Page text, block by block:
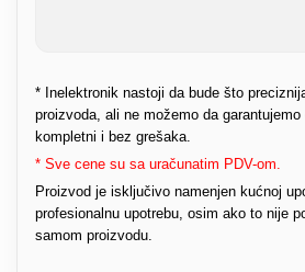
* Inelektronik nastoji da bude što
proizvoda, ali ne možemo da
kompletni i bez grešaka.
* Sve cene su sa uračunatim PDV-om.
Proizvod je isključivo namenjen kućnoj
profesionalnu upotrebu, osim ako to nije
samom proizvodu.